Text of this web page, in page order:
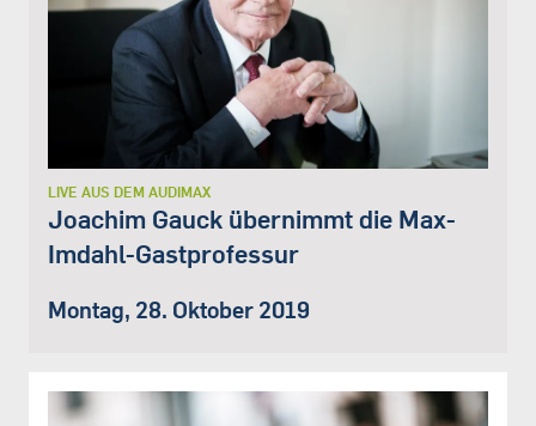
LIVE AUS DEM AUDIMAX
Joachim Gauck übernimmt die Max-
Imdahl-Gastprofessur
Montag, 28. Oktober 2019